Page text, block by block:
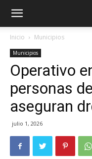
Inicio Municipios
Municipios
Operativo
personas
aseguran
julio 1, 2026